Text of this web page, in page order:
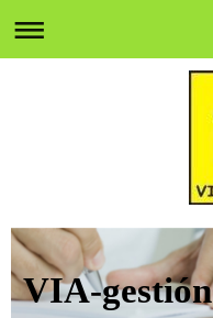
VIA-gestión